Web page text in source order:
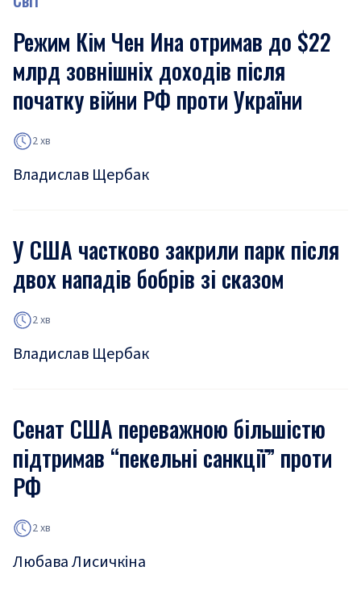
Режим Кім Чен Ина отримав до $22
млрд зовнішніх доходів після
початку війни РФ проти України
2 хв
Владислав Щербак
У США частково закрили парк після
двох нападів бобрів зі сказом
2 хв
Владислав Щербак
Сенат США переважною більшістю
підтримав “пекельні санкції” проти
РФ
2 хв
Любава Лисичкіна